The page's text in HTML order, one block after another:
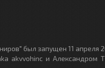
был запущен 11 апреля
akvvohinc и Александром